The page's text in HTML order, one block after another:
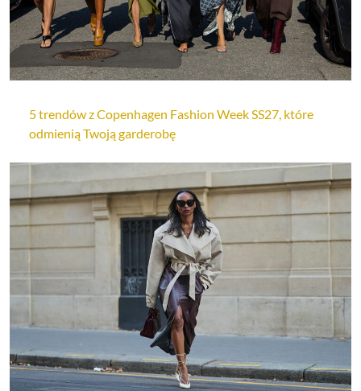
5 trendów z Copenhagen Fashion Week SS27, które
odmienią Twoją garderobę